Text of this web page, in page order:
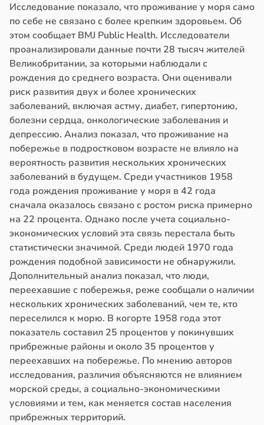
Исследование показало, что проживание у моря само
по себе не связано с более крепким здоровьем. Об
этом сообщает BMJ Public Health. Исследователи
проанализировали данные почти 28 тысяч жителей
Великобритании, за которыми наблюдали с
рождения до среднего возраста. Они оценивали
риск развития двух и более хронических
заболеваний, включая астму, диабет, гипертонию,
болезни сердца, онкологические заболевания и
депрессию. Анализ показал, что проживание на
побережье в подростковом возрасте не влияло на
вероятность развития нескольких хронических
заболеваний в будущем. Среди участников 1958
года рождения проживание у моря в 42 года
сначала оказалось связано с ростом риска примерно
на 22 процента. Однако после учета социально-
экономических условий эта связь перестала быть
статистически значимой. Среди людей 1970 года
рождения подобной зависимости не обнаружили.
Дополнительный анализ показал, что люди,
переехавшие с побережья, реже сообщали о наличии
нескольких хронических заболеваний, чем те, кто
переселился к морю. В когорте 1958 года этот
показатель составил 25 процентов у покинувших
прибрежные районы и около 35 процентов у
переехавших на побережье. По мнению авторов
исследования, различия объясняются не влиянием
морской среды, а социально-экономическими
условиями и тем, как меняется состав населения
прибрежных территорий.